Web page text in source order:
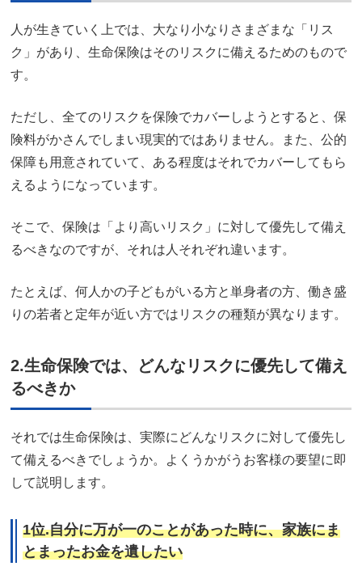
人が生きていく上では、大なり小なりさまざまな「リス
ク」があり、生命保険はそのリスクに備えるためのもので
す。
ただし、全てのリスクを保険でカバーしようとすると、保
険料がかさんでしまい現実的ではありません。また、公的
保障も用意されていて、ある程度はそれでカバーしてもら
えるようになっています。
そこで、保険は「より高いリスク」に対して優先して備え
るべきなのですが、それは人それぞれ違います。
たとえば、何人かの子どもがいる方と単身者の方、働き盛
りの若者と定年が近い方ではリスクの種類が異なります。
2.生命保険では、どんなリスクに優先して備え
るべきか
それでは生命保険は、実際にどんなリスクに対して優先し
て備えるべきでしょうか。よくうかがうお客様の要望に即
して説明します。
1位.自分に万が一のことがあった時に、家族にま
とまったお金を遺したい